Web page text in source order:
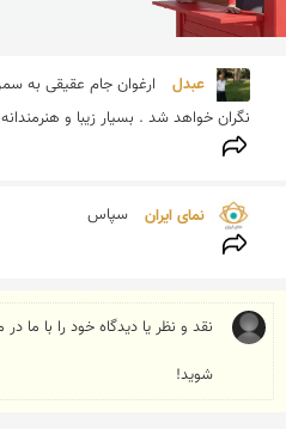
عبدل
نگران خواهد شد . بسیار زیبا و هنرمندانه
نمای ایران سپاس